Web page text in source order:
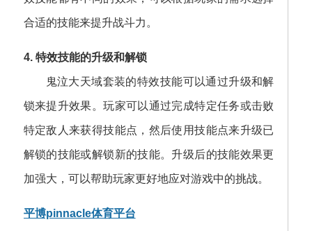
合适的技能来提升战斗力。
4. 特效技能的升级和解锁
鬼泣大天域套装的特效技能可以通过升级和解
锁来提升效果。玩家可以通过完成特定任务或击败
特定敌人来获得技能点，然后使用技能点来升级已
解锁的技能或解锁新的技能。升级后的技能效果更
加强大，可以帮助玩家更好地应对游戏中的挑战。
平博pinnacle体育平台